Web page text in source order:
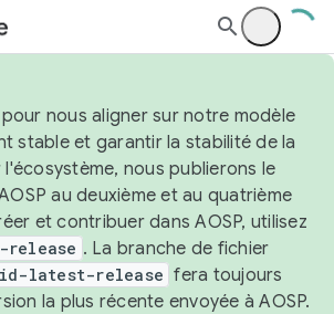
nous aligner sur notre modèle
stable et garantir la stabilité de la
nous publierons le
au deuxième et au quatrième
et contribuer dans AOSP, utilisez
. La branche de fichier
latest-release fera toujours
la plus récente envoyée à AOSP.